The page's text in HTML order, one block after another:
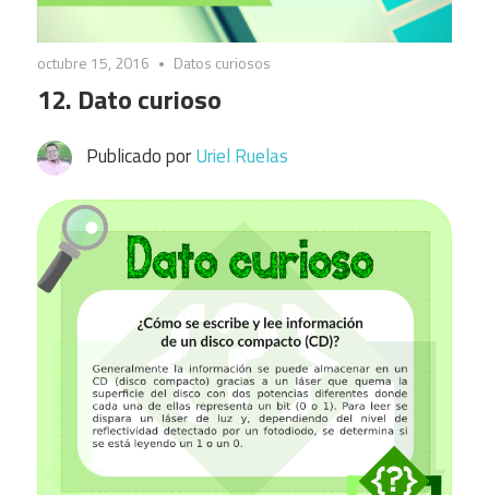
octubre 15, 2016 Datos curiosos
12. Dato curioso
Publicado porUriel Ruelas